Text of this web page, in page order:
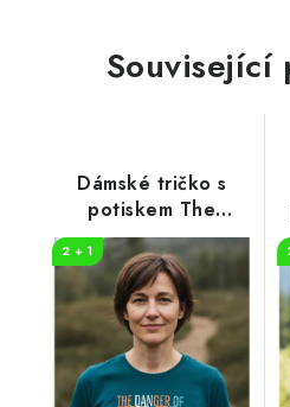
Související
Dámské tričko s
potiskem The
danger
2 + 1